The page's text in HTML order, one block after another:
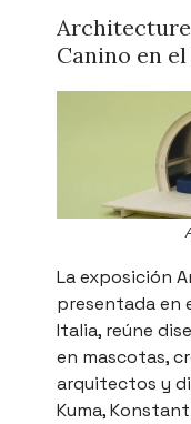
Canino en
La exposición
presentada en
Italia, reúne
en mascotas,
arquitectos y
Kuma,